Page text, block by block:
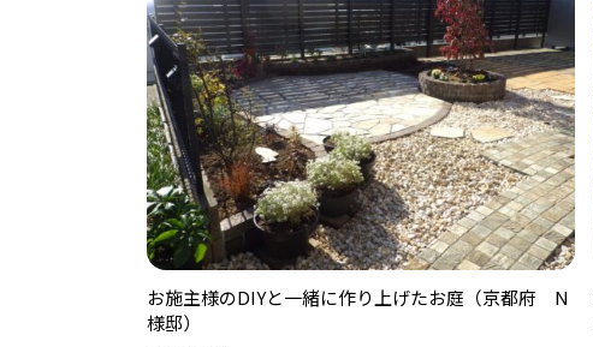
お施主様のDIYと一緒に作り上げたお庭（京都府 N
様邸）